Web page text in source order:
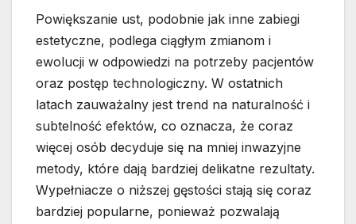
Powiększanie ust, podobnie jak inne zabiegi
estetyczne, podlega ciągłym zmianom i
ewolucji w odpowiedzi na potrzeby pacjentów
oraz postęp technologiczny. W ostatnich
latach zauważalny jest trend na naturalność i
subtelność efektów, co oznacza, że coraz
więcej osób decyduje się na mniej inwazyjne
metody, które dają bardziej delikatne rezultaty.
Wypełniacze o niższej gęstości stają się coraz
bardziej popularne, ponieważ pozwalają